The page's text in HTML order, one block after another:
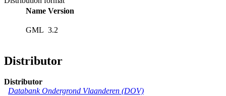
Name Version
GML 3.2
Distributor
Distributor
Databank Ondergrond Vlaanderen (DOV)